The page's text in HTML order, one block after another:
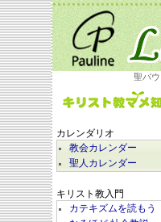
聖パ
カレンダリオ
教会カレンダー
聖人カレンダー
キリスト教入門
カテキズムを読もう